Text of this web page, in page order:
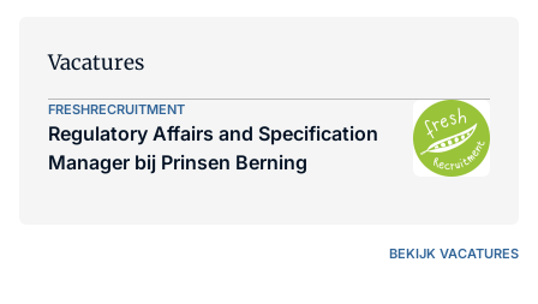
Vacatures
FRESHRECRUITMENT
Regulatory Affairs and Specification
Manager bij Prinsen Berning
BEKIJK VACATURES